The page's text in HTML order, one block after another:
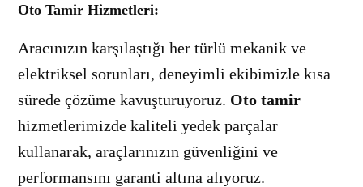
Oto Tamir Hizmetleri:
Aracınızın karşılaştığı her türlü mekanik ve
elektriksel sorunları, deneyimli ekibimizle kısa
sürede çözüme kavuşturuyoruz. Oto tamir
hizmetlerimizde kaliteli yedek parçalar
kullanarak, araçlarınızın güvenliğini ve
performansını garanti altına alıyoruz.